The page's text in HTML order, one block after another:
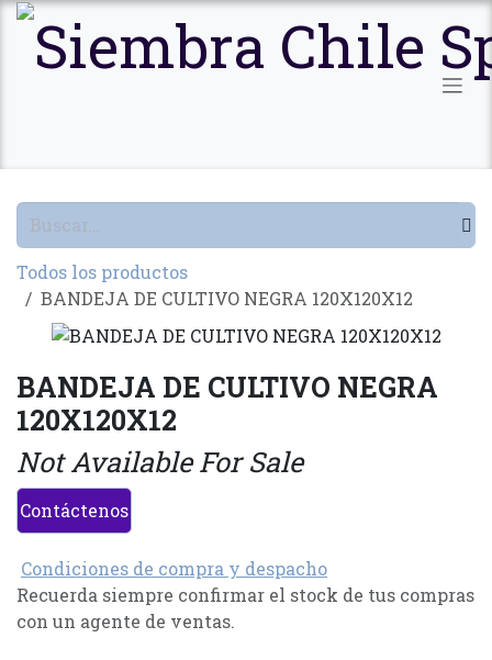
Ir al contenido
Todos los productos
BANDEJA DE CULTIVO NEGRA 120X120X12
BANDEJA DE CULTIVO NEGRA
120X120X12
Not Available For Sale
Contáctenos
Condiciones de compra y despacho
Recuerda siempre confirmar el stock de tus compras
con un agente de ventas.